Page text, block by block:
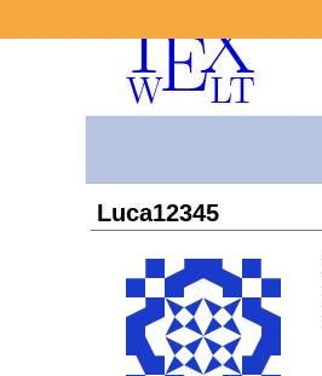
Luca12345